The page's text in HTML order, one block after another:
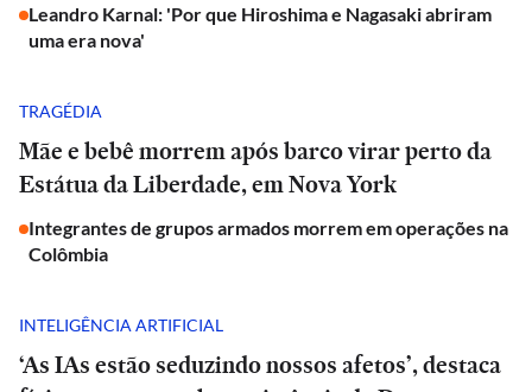
Leandro Karnal: 'Por que Hiroshima e Nagasaki abriram
uma era nova'
TRAGÉDIA
Mãe e bebê morrem após barco virar perto da
Estátua da Liberdade, em Nova York
Integrantes de grupos armados morrem em operações na
Colômbia
INTELIGÊNCIA ARTIFICIAL
‘As IAs estão seduzindo nossos afetos’, destaca